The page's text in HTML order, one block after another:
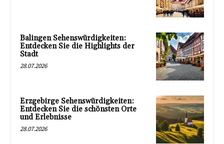
Balingen Sehenswürdigkeiten:
Entdecken Sie die Highlights der
Stadt
28.07.2026
Erzgebirge Sehenswürdigkeiten:
Entdecken Sie die schönsten Orte
und Erlebnisse
28.07.2026